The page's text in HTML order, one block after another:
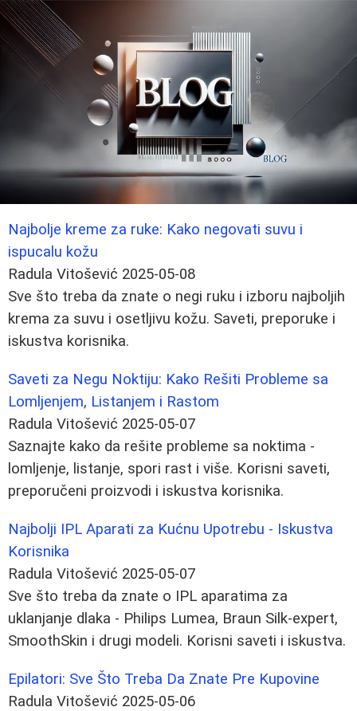
Najbolje kreme za ruke: Kako negovati suvu i
ispucalu kožu
Radula Vitošević 2025-05-08
Sve što treba da znate o negi ruku i izboru najboljih
krema za suvu i osetljivu kožu. Saveti, preporuke i
iskustva korisnika.
Saveti za Negu Noktiju: Kako Rešiti Probleme sa
Lomljenjem, Listanjem i Rastom
Radula Vitošević 2025-05-07
Saznajte kako da rešite probleme sa noktima -
lomljenje, listanje, spori rast i više. Korisni saveti,
preporučeni proizvodi i iskustva korisnika.
Najbolji IPL Aparati za Kućnu Upotrebu - Iskustva
Korisnika
Radula Vitošević 2025-05-07
Sve što treba da znate o IPL aparatima za
uklanjanje dlaka - Philips Lumea, Braun Silk-expert,
SmoothSkin i drugi modeli. Korisni saveti i iskustva.
Epilatori: Sve Što Treba Da Znate Pre Kupovine
Radula Vitošević 2025-05-06